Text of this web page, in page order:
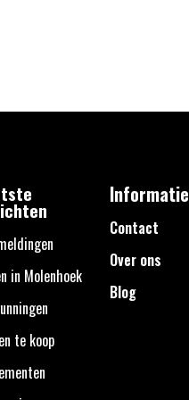
in Molenhoek
te koop
Informatie
Contact
Over ons
Blog